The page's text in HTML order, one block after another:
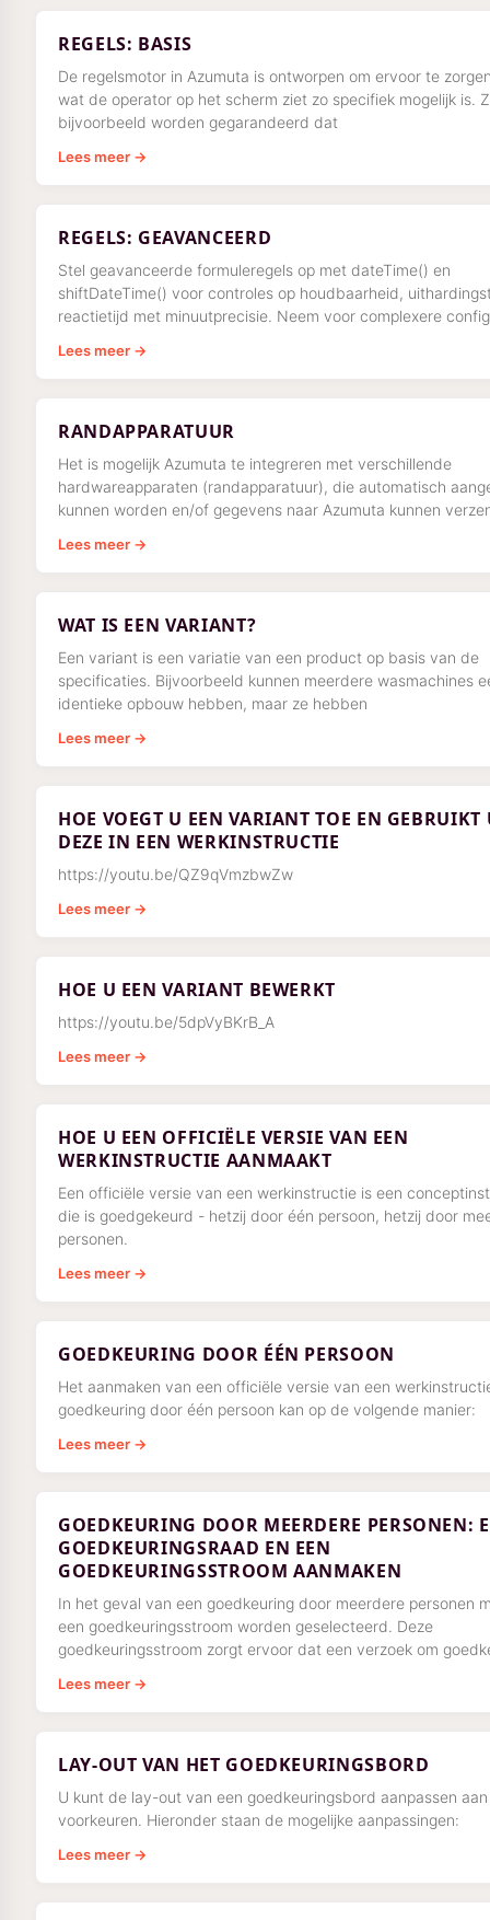
REGELS: BASIS
De regelsmotor in Azumuta is ontworpen om ervoor te
wat de operator op het scherm ziet zo specifiek mogelijk is.
bijvoorbeeld worden gegarandeerd dat
Lees meer →
REGELS: GEAVANCEERD
Stel geavanceerde formuleregels op met dateTime() en
shiftDateTime() voor controles op houdbaarheid,
reactietijd met minuutprecisie. Neem voor complexere
Lees meer →
RANDAPPARATUUR
Het is mogelijk Azumuta te integreren met verschillende
hardwareapparaten (randapparatuur), die automatisch
kunnen worden en/of gegevens naar Azumuta kunnen
Lees meer →
WAT IS EEN VARIANT?
Een variant is een variatie van een product op basis van de
specificaties. Bijvoorbeeld kunnen meerdere wasmachines
identieke opbouw hebben, maar ze hebben
Lees meer →
HOE VOEGT U EEN VARIANT TOE EN GEBRUIKT
DEZE IN EEN WERKINSTRUCTIE
https://youtu.be/QZ9qVmzbwZw
Lees meer →
HOE U EEN VARIANT BEWERKT
https://youtu.be/5dpVyBKrB_A
Lees meer →
HOE U EEN OFFICIËLE VERSIE VAN EEN
WERKINSTRUCTIE AANMAAKT
Een officiële versie van een werkinstructie is een
die is goedgekeurd - hetzij door één persoon, hetzij door
personen.
Lees meer →
GOEDKEURING DOOR ÉÉN PERSOON
Het aanmaken van een officiële versie van een
goedkeuring door één persoon kan op de volgende manier:
Lees meer →
GOEDKEURING DOOR MEERDERE PERSONEN:
GOEDKEURINGSRAAD EN EEN
GOEDKEURINGSSTROOM AANMAKEN
In het geval van een goedkeuring door meerdere personen
een goedkeuringsstroom worden geselecteerd. Deze
goedkeuringsstroom zorgt ervoor dat een verzoek om
Lees meer →
LAY-OUT VAN HET GOEDKEURINGSBORD
U kunt de lay-out van een goedkeuringsbord aanpassen
voorkeuren. Hieronder staan de mogelijke aanpassingen:
Lees meer →